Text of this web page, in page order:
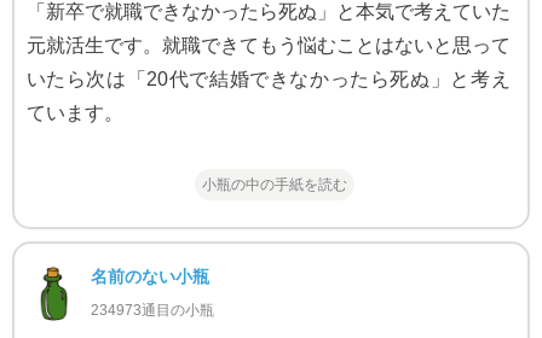
「新卒で就職できなかったら死ぬ」と本気で考えていた
元就活生です。就職できてもう悩むことはないと思って
いたら次は「20代で結婚できなかったら死ぬ」と考え
ています。
小瓶の中の手紙を読む
名前のない小瓶
234973通目の小瓶